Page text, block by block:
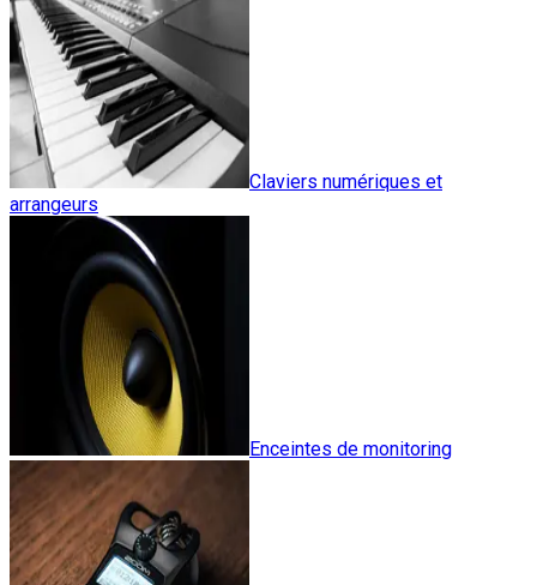
Claviers numériques et
arrangeurs
Enceintes de monitoring